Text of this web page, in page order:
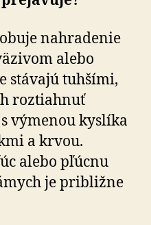
nahradenie
alebo
stávajú tuhšími,
roztiahnuť
výmenou kyslíka
a krvou.
alebo pľúcnu
je približne